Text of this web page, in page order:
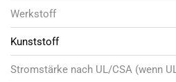
Werkstoff
Kunststoff
Stromstärke nach UL/CSA (wenn